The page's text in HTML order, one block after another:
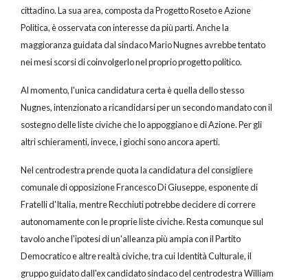
cittadino. La sua area, composta da Progetto Roseto e Azione
Politica, è osservata con interesse da più parti. Anche la
maggioranza guidata dal sindaco Mario Nugnes avrebbe tentato
nei mesi scorsi di coinvolgerlo nel proprio progetto politico.
Al momento, l'unica candidatura certa è quella dello stesso
Nugnes, intenzionato a ricandidarsi per un secondo mandato con il
sostegno delle liste civiche che lo appoggiano e di Azione. Per gli
altri schieramenti, invece, i giochi sono ancora aperti.
Nel centrodestra prende quota la candidatura del consigliere
comunale di opposizione Francesco Di Giuseppe, esponente di
Fratelli d'Italia, mentre Recchiuti potrebbe decidere di correre
autonomamente con le proprie liste civiche. Resta comunque sul
tavolo anche l'ipotesi di un'alleanza più ampia con il Partito
Democratico e altre realtà civiche, tra cui Identità Culturale, il
gruppo guidato dall'ex candidato sindaco del centrodestra William